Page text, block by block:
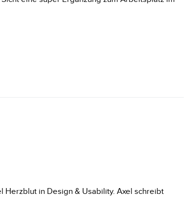
in Design & Usability. Axel schreibt